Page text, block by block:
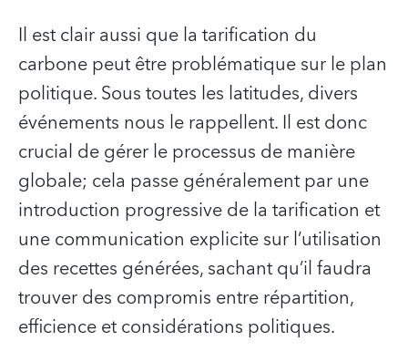
Il est clair aussi que la tarification du
carbone peut être problématique sur le plan
politique. Sous toutes les latitudes, divers
événements nous le rappellent. Il est donc
crucial de gérer le processus de manière
globale; cela passe généralement par une
introduction progressive de la tarification et
une communication explicite sur l’utilisation
des recettes générées, sachant qu’il faudra
trouver des compromis entre répartition,
efficience et considérations politiques.